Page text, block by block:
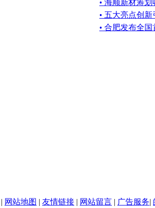
• 海顺新材筹
• 五大亮点创
• 合肥发布全
| 网站地图 | 友情链接 | 网站留言 | 广告服务|